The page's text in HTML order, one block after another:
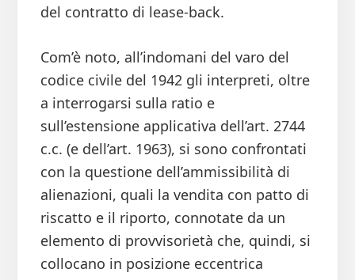
del contratto di lease-back.
Com’è noto, all’indomani del varo del
codice civile del 1942 gli interpreti, oltre
a interrogarsi sulla ratio e
sull’estensione applicativa dell’art. 2744
c.c. (e dell’art. 1963), si sono confrontati
con la questione dell’ammissibilità di
alienazioni, quali la vendita con patto di
riscatto e il riporto, connotate da un
elemento di provvisorietà che, quindi, si
collocano in posizione eccentrica